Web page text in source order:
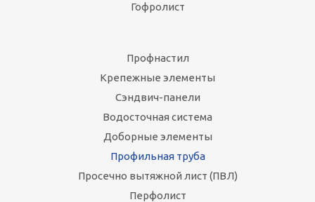
Гофролист
Профнастил
Крепежные элементы
Сэндвич-панели
Водосточная система
Доборные элементы
Профильная труба
Просечно вытяжной лист (ПВЛ)
Перфолист